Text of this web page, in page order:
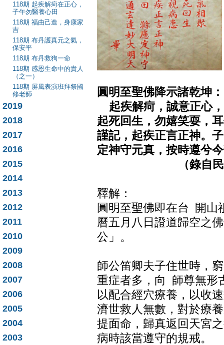
118期 起疾解疴在正心，
子午勿醫養心田
118期 福由己造，身康家
吉
118期 布丹護真元之氣，
保安平
118期 布丹救狗一命
118期 感恩生命中的貴人
（之一）
118期 屏風表演班拜祭國
修老師
2019
2018
2017
2016
2015
2014
2013
2012
2011
2010
2009
2008
2007
2006
2005
2004
2003
圓明至聖佛降示諸乾坤：
起疾解疴，誠意正心
起死回生，勿嬉笑耍，
謹記，起疾正言正神。
定神守元真，按時遵兮
（錄自民國65
釋解：
圓明至聖佛即在台 開山
曆五月八日證道歸空之
公」。
師公笛卿夫子住世時，
重症者多，向 師尊無形
以配合經穴療養，以收
濟世救人無數，對於療
提面命，歸真返回天宮
病時該當遵守的規戒。